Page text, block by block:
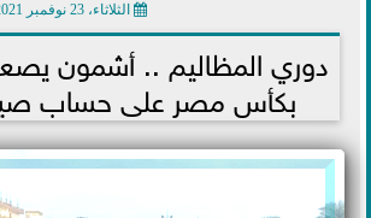
الثلاثاء، 23 نوفمبر 2021
بكأس مصر على حساب